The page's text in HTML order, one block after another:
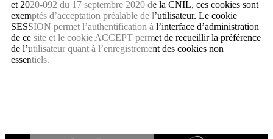
et 2020-092 du 17 septembre 2020 de la CNIL, ces cookies sont
exemptés d’acceptation préalable de l’utilisateur. Le cookie
SESSION permet l’authentification à l’interface d’administration
de ce site et le cookie ACCEPT permet de recueillir la préférence
de l’utilisateur quant à l’enregistrement des cookies non
essentiels.